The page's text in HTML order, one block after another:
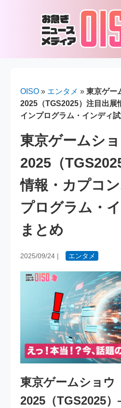
OISO » エンタメ »東京ゲー
2025（TGS2025）注目出展
インプログラム・インディ
東京ゲームシ
2025（
情報・カプコ
プログラム・
まとめ
2025/09/24 | エンタメ
東京ゲームショウ
2025（TGS2025